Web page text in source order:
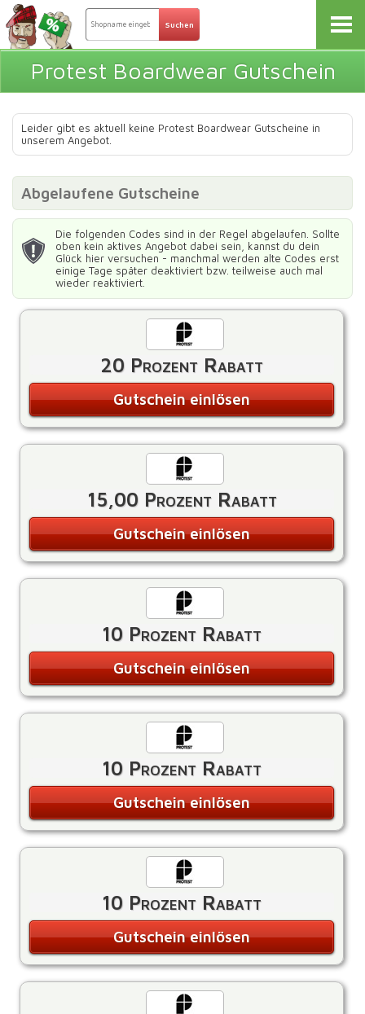
Protest Boardwear Gutschein
Leider gibt es aktuell keine Protest Boardwear Gutscheine in
unserem Angebot.
Abgelaufene Gutscheine
Die folgenden Codes sind in der Regel abgelaufen. Sollte
oben kein aktives Angebot dabei sein, kannst du dein
Glück hier versuchen - manchmal werden alte Codes erst
einige Tage später deaktiviert bzw. teilweise auch mal
wieder reaktiviert.
20 Prozent Rabatt
Gutschein einlösen
15,00 Prozent Rabatt
Gutschein einlösen
10 Prozent Rabatt
Gutschein einlösen
10 Prozent Rabatt
Gutschein einlösen
10 Prozent Rabatt
Gutschein einlösen